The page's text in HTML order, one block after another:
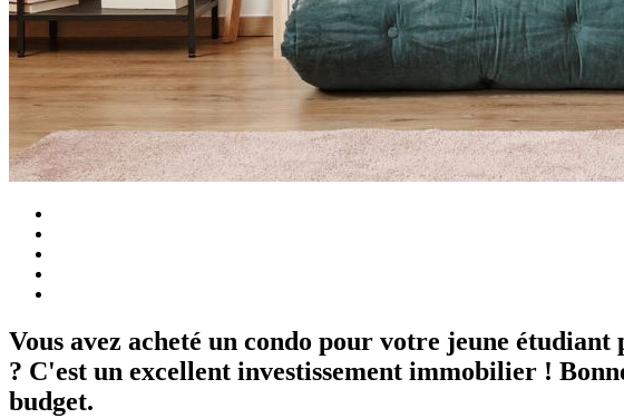
Vous avez acheté un condo pour votre jeune
? C'est un excellent investissement immobilier !
budget.